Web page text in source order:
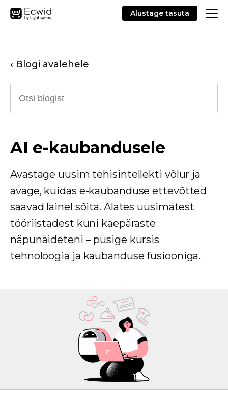
Alustage tasuta
‹ Blogi avalehele
AI e-kaubandusele
Avastage uusim tehisintellekti võlur ja
avage, kuidas e-kaubanduse ettevõtted
saavad lainel sõita. Alates uusimatest
tööriistadest kuni käepäraste
näpunäideteni – püsige kursis
tehnoloogia ja kaubanduse fusiooniga.